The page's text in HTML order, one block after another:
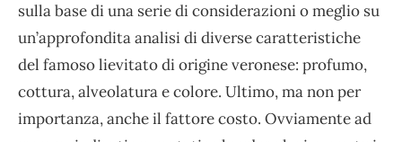
sulla base di una serie di considerazioni o meglio su
un’approfondita analisi di diverse caratteristiche
del famoso lievitato di origine veronese: profumo,
cottura, alveolatura e colore. Ultimo, ma non per
importanza, anche il fattore costo. Ovviamente ad